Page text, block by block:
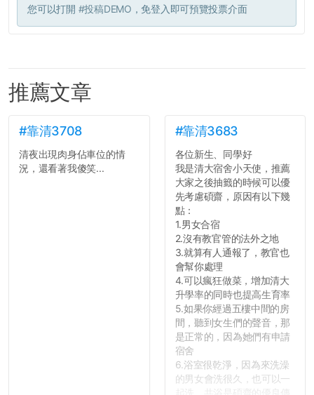
您可以打開 #投稿DEMO ，免登入即可預覽投票介面
推薦文章
#靠清3708
清夜出現肉身佔車位的情
況，還看著我傻笑...
#靠清3683
各位新生、同學好
我是清大宿舍小天使，推薦
大家之後抽籤的時候可以優
先考慮碩齋，原因有以下幾
點：
1.男女合宿
2.沒有教官管的法外之地
3.就算有人通報了，教官也
會幫你處理
4.可以瘋狂做菜，增加清大
升學率的同時也提高生育率
5.如果你經過五樓中間的房
間，聽到女生們的聲音，那
是正常的，因為她們有申請
宿舍
6.浴室很乾淨，因為來洗澡
的男女會洗很久，也可以一